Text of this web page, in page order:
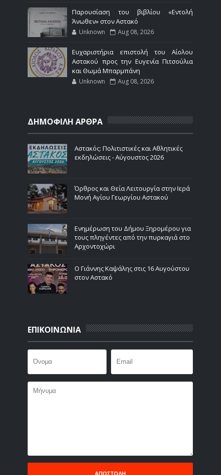
Παρουσίαση του βιβλίου «Εντολή
Άνωθεν» στον Αστακό
Unknown Aug 08, 2026
Ευχαριστήρια επιστολή του Αίολου
Αστακού προς την Ευγενία Πιτσούλια
και Θωμά Μπαρμπάνη
Unknown Aug 08, 2026
ΔΗΜΟΦΙΛΗ ΑΡΘΡΑ
Αστακός: Πολιτιστικές και Αθλητικές
εκδηλώσεις - Αύγουστος 2026
Όρθρος και Θεία Λειτουργία στην Ιερά
Μονή Αγίου Γεωργίου Αστακού
Ενημέρωση του Δήμου Ξηρομέρου για
τους πληγέντες από την πυρκαγιά στο
Αρχοντοχώρι
Ο Γιάννης Καψάλης στις 16 Αυγούστου
στον Αστακό
ΕΠΙΚΟΙΝΩΝΙΑ